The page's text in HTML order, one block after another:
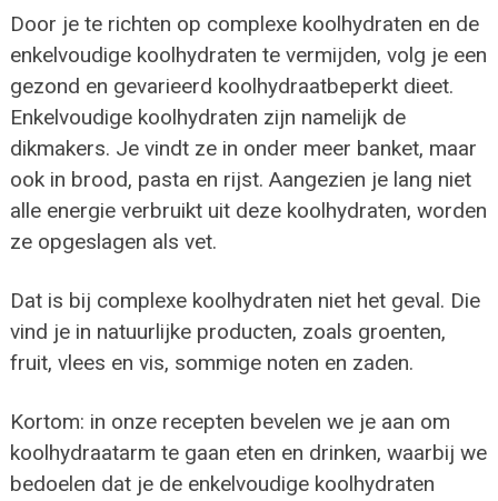
Door je te richten op complexe koolhydraten en de
enkelvoudige koolhydraten te vermijden, volg je een
gezond en gevarieerd koolhydraatbeperkt dieet.
Enkelvoudige koolhydraten zijn namelijk de
dikmakers. Je vindt ze in onder meer banket, maar
ook in brood, pasta en rijst. Aangezien je lang niet
alle energie verbruikt uit deze koolhydraten, worden
ze opgeslagen als vet.
Dat is bij complexe koolhydraten niet het geval. Die
vind je in natuurlijke producten, zoals groenten,
fruit, vlees en vis, sommige noten en zaden.
Kortom: in onze recepten bevelen we je aan om
koolhydraatarm te gaan eten en drinken, waarbij we
bedoelen dat je de enkelvoudige koolhydraten